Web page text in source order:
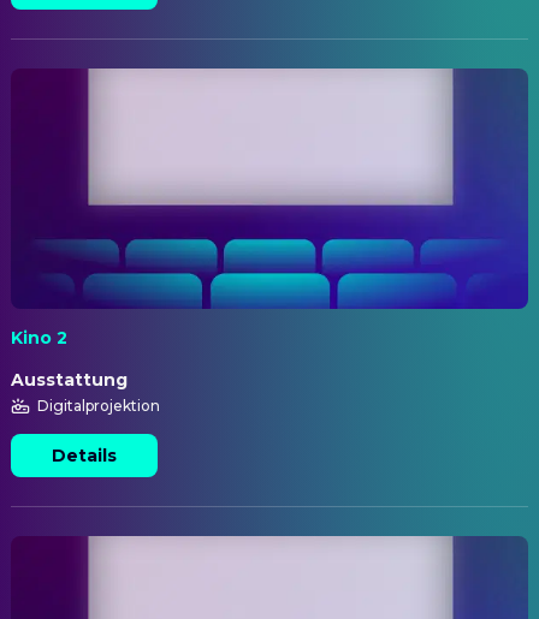
Kino 2
Ausstattung
Digitalprojektion
Details